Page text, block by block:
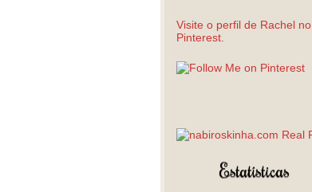
Visite o perfil de Rachel no
Pinterest.
Estatísticas